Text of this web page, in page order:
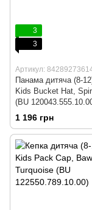
3
3
Артикул:
Панама дитяча (8-
Kids Bucket Hat,
(BU
1 196 грн